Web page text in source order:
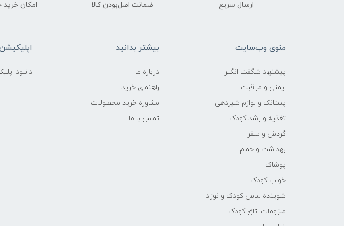
ارسال سریع ضمانت اصل‌بودن کالا امکان
منوی وب‌سایت
پیشنهاد شگفت انگیر
ایمنی و مراقبت
پستانک و لوازم شیردهی
تغذیه و رشد کودک
گردش و سفر
بهداشت و حمام
پوشاک
خواب کودک
شوینده لباس کودک و نوزاد
ملزومات اتاق کودک
بیشتر بدانید
درباره ما
راهنمای خرید
مشاوره خرید محصولات
تماس با ما
دانلود